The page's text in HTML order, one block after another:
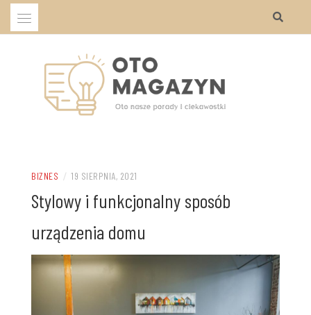
Przejdź
BIZNES / 19 SIERPNIA, 2021
Stylowy i funkcjonalny sposób
urządzenia domu